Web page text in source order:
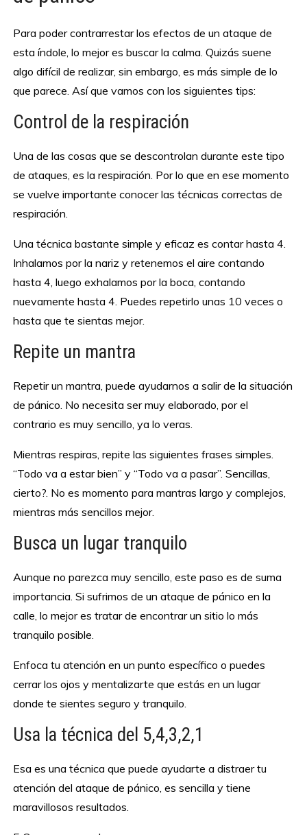
Para poder contrarrestar los efectos de un ataque de
esta índole, lo mejor es buscar la calma. Quizás suene
algo difícil de realizar, sin embargo, es más simple de lo
que parece. Así que vamos con los siguientes tips:
Control de la respiración
Una de las cosas que se descontrolan durante este tipo
de ataques, es la respiración. Por lo que en ese momento
se vuelve importante conocer las técnicas correctas de
respiración.
Una técnica bastante simple y eficaz es contar hasta 4.
Inhalamos por la nariz y retenemos el aire contando
hasta 4, luego exhalamos por la boca, contando
nuevamente hasta 4. Puedes repetirlo unas 10 veces o
hasta que te sientas mejor.
Repite un mantra
Repetir un mantra, puede ayudarnos a salir de la situación
de pánico. No necesita ser muy elaborado, por el
contrario es muy sencillo, ya lo veras.
Mientras respiras, repite las siguientes frases simples.
“Todo va a estar bien” y “Todo va a pasar”. Sencillas,
cierto?. No es momento para mantras largo y complejos,
mientras más sencillos mejor.
Busca un lugar tranquilo
Aunque no parezca muy sencillo, este paso es de suma
importancia. Si sufrimos de un ataque de pánico en la
calle, lo mejor es tratar de encontrar un sitio lo más
tranquilo posible.
Enfoca tu atención en un punto específico o puedes
cerrar los ojos y mentalizarte que estás en un lugar
donde te sientes seguro y tranquilo.
Usa la técnica del 5,4,3,2,1
Esa es una técnica que puede ayudarte a distraer tu
atención del ataque de pánico, es sencilla y tiene
maravillosos resultados.